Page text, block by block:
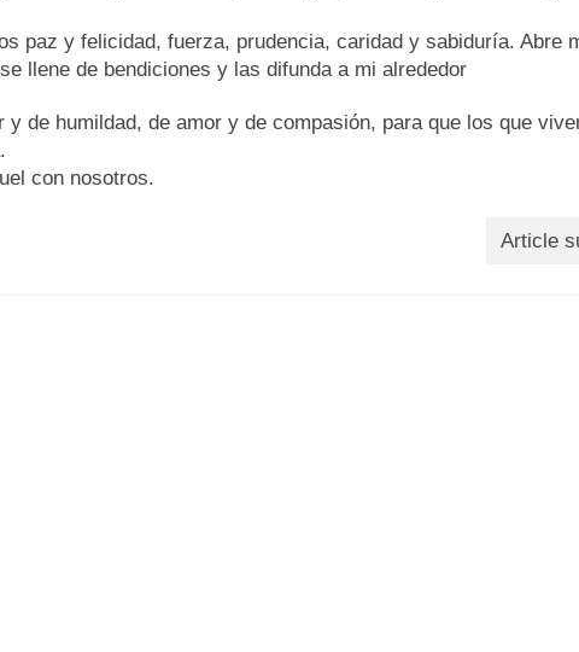
paz y felicidad, fuerza, prudencia, caridad y sabiduría. Abre
llene de bendiciones y las difunda a mi alrededor
y de humildad, de amor y de compasión, para que los que
con nosotros.
Article